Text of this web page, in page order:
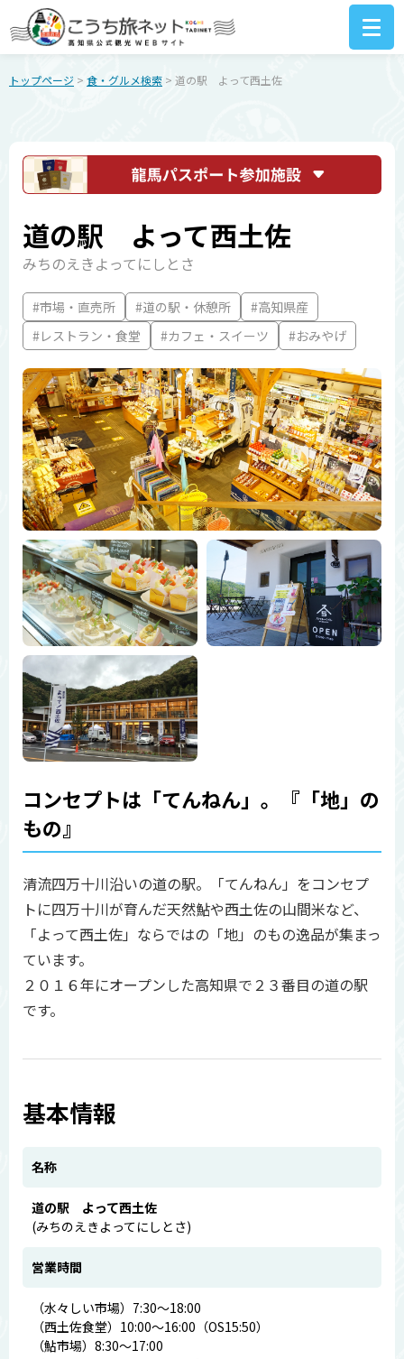
トップページ > 食・グルメ検索 > 道の駅 よって西土佐
道の駅 よって西土佐
みちのえきよってにしとさ
#市場・直売所 #道の駅・休憩所
#高知県産
#レストラン・食堂
#カフェ・スイーツ #おみやげ
コンセプトは「てんねん」。『「地」の
もの』
清流四万十川沿いの道の駅。「てんねん」をコンセプ
トに四万十川が育んだ天然鮎や西土佐の山間米など、
「よって西土佐」ならではの「地」のもの逸品が集まっ
ています。
２０１６年にオープンした高知県で２３番目の道の駅
です。
基本情報
名称
道の駅 よって西土佐
(みちのえきよってにしとさ)
営業時間
（水々しい市場）7:30～18:00
（西土佐食堂）10:00～16:00（OS15:50）
（鮎市場）8:30～17:00